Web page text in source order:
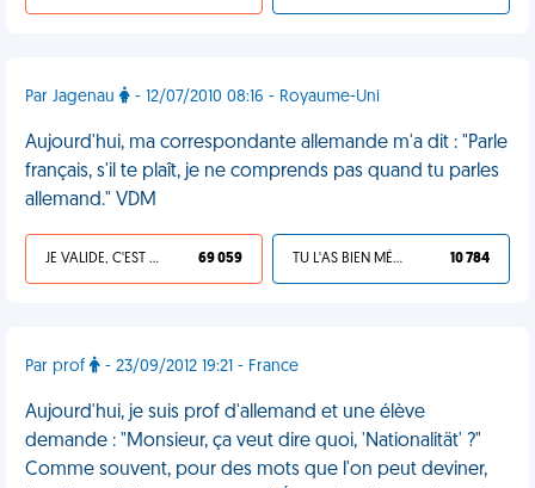
Par Jagenau - 12/07/2010 08:16 - Royaume-Uni
Aujourd'hui, ma correspondante allemande m'a dit : "Parle
français, s'il te plaît, je ne comprends pas quand tu parles
allemand." VDM
JE VALIDE, C'EST UNE VDM 69 059 TU L'AS BIEN MÉRITÉ 10 784
Par prof - 23/09/2012 19:21 - France
Aujourd'hui, je suis prof d'allemand et une élève
demande : "Monsieur, ça veut dire quoi, 'Nationalität' ?"
Comme souvent, pour des mots que l'on peut deviner,